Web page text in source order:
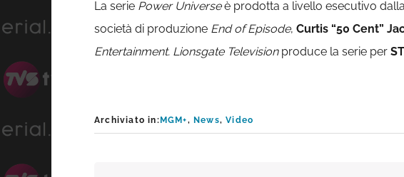
La serie Power Universeè prodotta a livello esecutivo
società di produzione End of Episode, Curtis “50 Cent”
Entertainment. Lionsgate Televisionproduce la serie per
Archiviato in: MGM+, News,Video